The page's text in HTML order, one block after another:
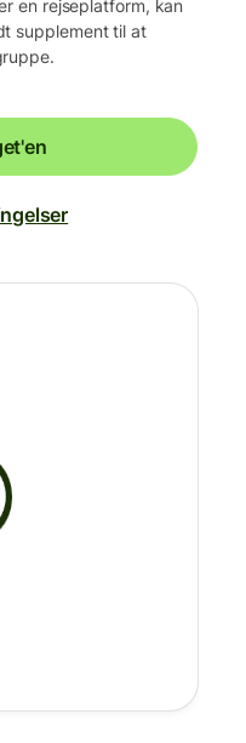
en rejseplatform, kan
supplement til at